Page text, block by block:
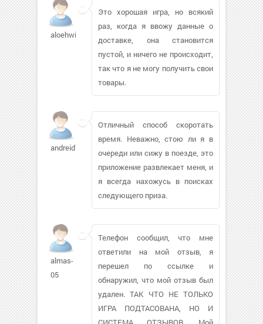
aloehwing748
Это хорошая игра, но всякий
раз, когда я ввожу данные о
доставке, она становится
пустой, и ничего не происходит,
так что я не могу получить свои
товары.
andreid75
Отличный способ скоротать
время. Неважно, стою ли я в
очереди или сижу в поезде, это
приложение развлекает меня, и
я всегда нахожусь в поисках
следующего приза.
almas-
05
Телефон сообщил, что мне
ответили на мой отзыв, я
перешел по ссылке и
обнаружил, что мой отзыв был
удален. ТАК ЧТО НЕ ТОЛЬКО
ИГРА ПОДТАСОВАНА, НО И